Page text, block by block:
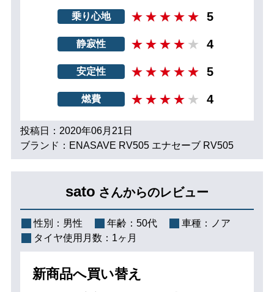
乗り心地 5
静寂性 4
安定性 5
燃費 4
投稿日：2020年06月21日
ブランド：ENASAVE RV505 エナセーブ RV505
sato さんからのレビュー
性別： 男性 年齢： 50代 車種：
ノア
タイヤ使用月数： 1ヶ月
新商品へ買い替え